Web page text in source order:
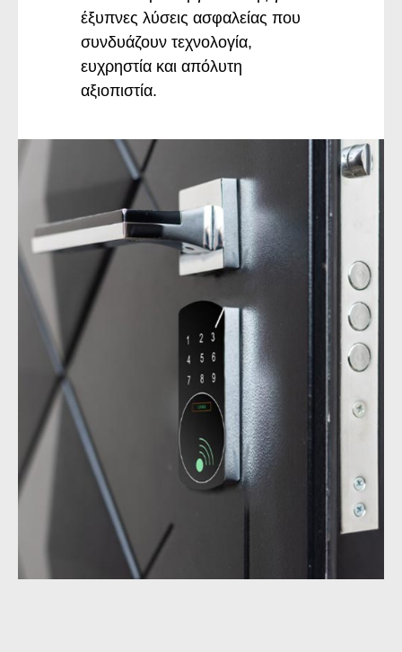
έξυπνες λύσεις ασφαλείας που
συνδυάζουν τεχνολογία,
ευχρηστία και απόλυτη
αξιοπιστία.